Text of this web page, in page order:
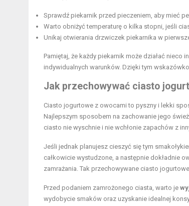
Sprawdź piekarnik przed pieczeniem, aby mieć
Warto obniżyć temperaturę o kilka stopni, jeśli
Unikaj otwierania drzwiczek piekarnika w
Pamiętaj, że każdy piekarnik może działać
indywidualnych warunków. Dzięki tym
Jak przechowywać ciasto
Ciasto jogurtowe z owocami to pyszny i lekki
Najlepszym sposobem na zachowanie jego
ciasto nie wyschnie i nie wchłonie zapachów z
Jeśli jednak planujesz cieszyć się tym
całkowicie wystudzone, a następnie dokładnie
zamrażania. Tak przechowywane ciasto
Przed podaniem zamrożonego ciasta, warto je
wydobycie smaków oraz uzyskanie idealnej